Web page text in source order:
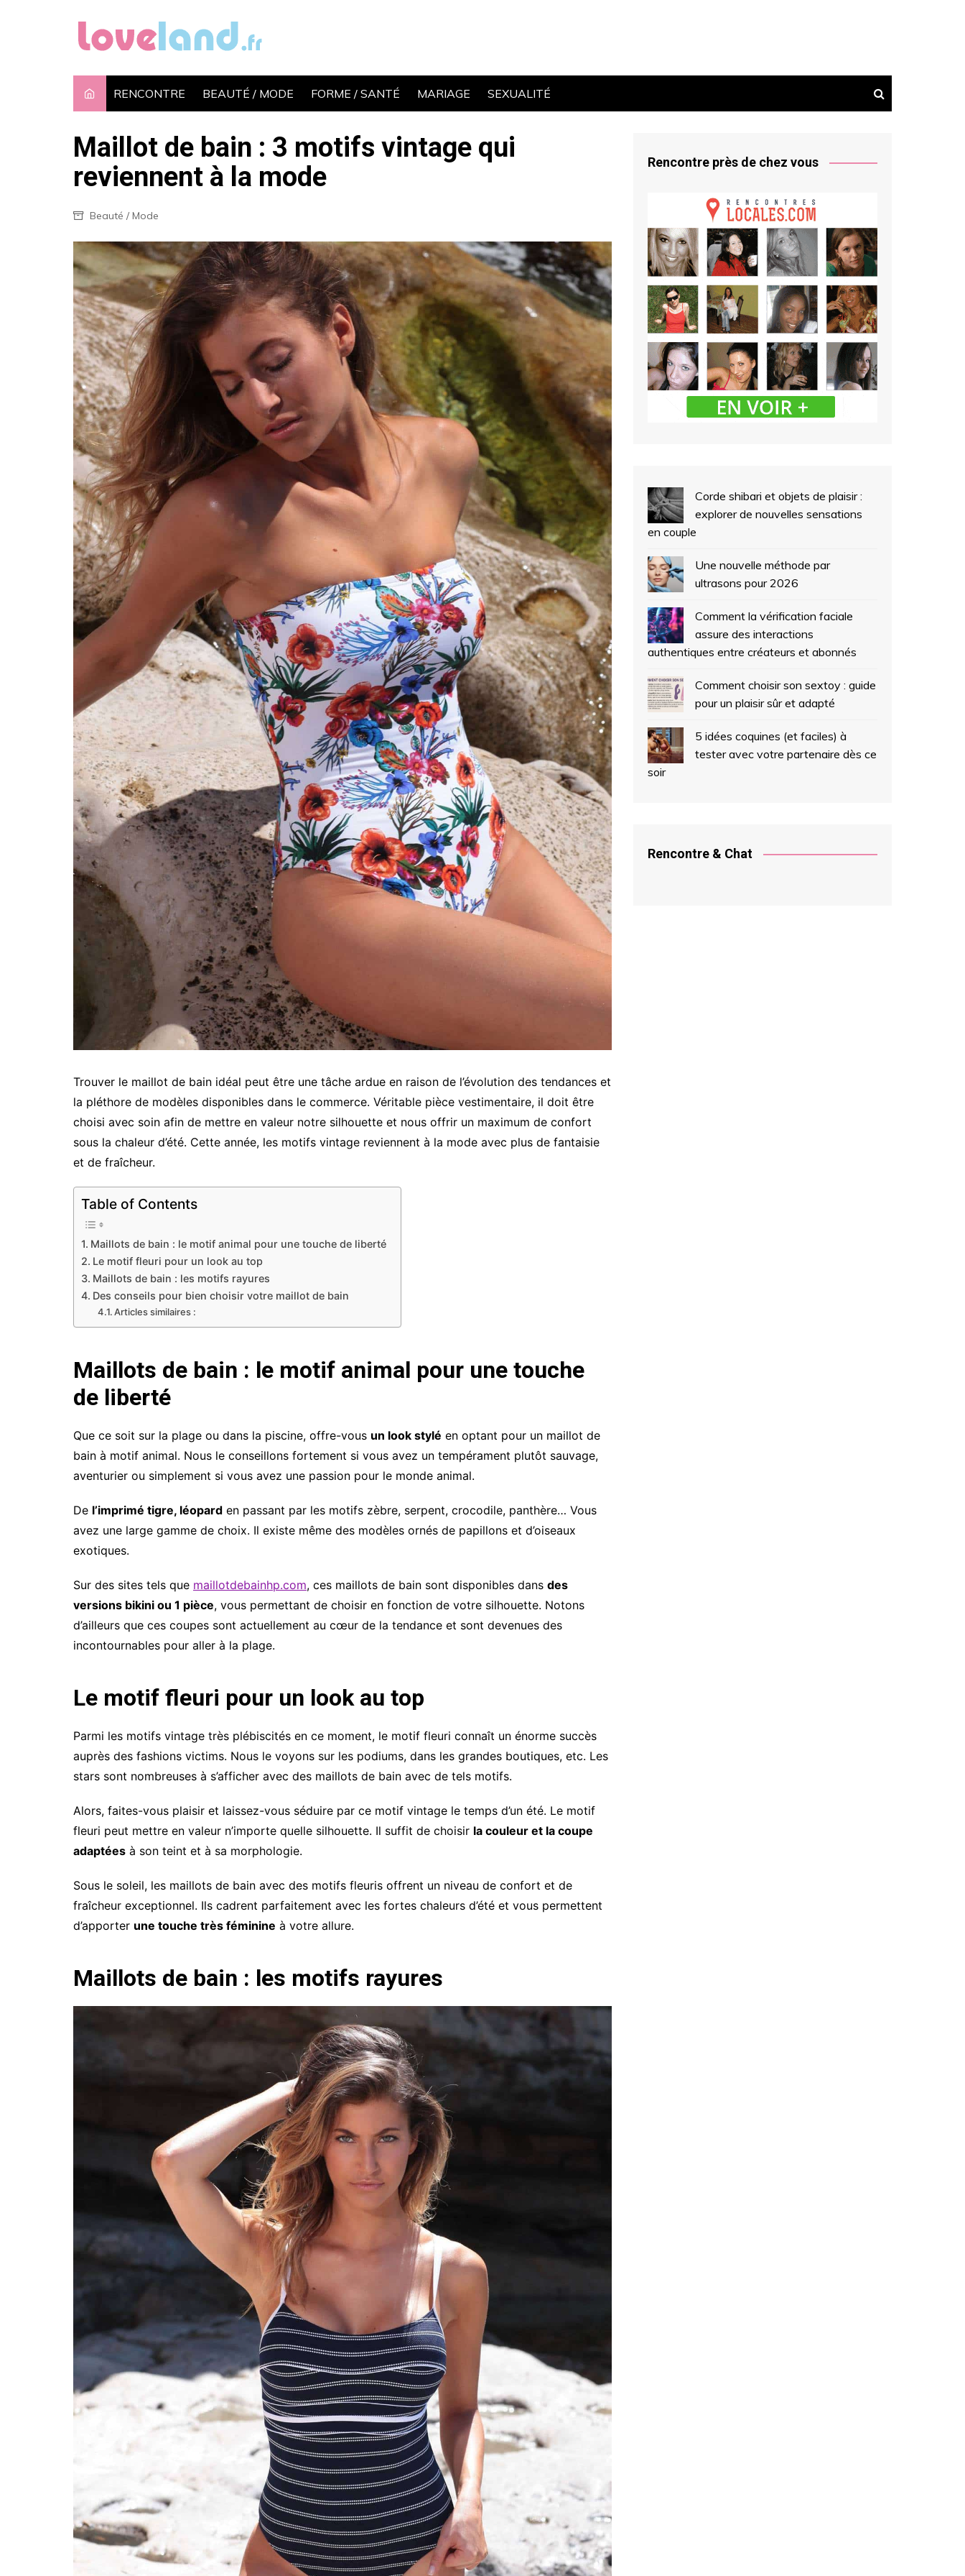
RENCONTRE BEAUTÉ / MODE FORME / SANTÉ MARIAGE SEXUALITÉ
Maillot de bain : 3 motifs vintage qui
reviennent à la mode
Beauté / Mode
Trouver le maillot de bain idéal peut être une tâche ardue en raison de l’évolution des tendances et
la pléthore de modèles disponibles dans le commerce. Véritable pièce vestimentaire, il doit être
choisi avec soin afin de mettre en valeur notre silhouette et nous offrir un maximum de confort
sous la chaleur d’été. Cette année, les motifs vintage reviennent à la mode avec plus de fantaisie
et de fraîcheur.
Table of Contents
Maillots de bain : le motif animal pour une touche de liberté
Le motif fleuri pour un look au top
Maillots de bain : les motifs rayures
Des conseils pour bien choisir votre maillot de bain
Articles similaires :
Maillots de bain : le motif animal pour une touche
de liberté
Que ce soit sur la plage ou dans la piscine, offre-vous un look stylé en optant pour un maillot de
bain à motif animal. Nous le conseillons fortement si vous avez un tempérament plutôt sauvage,
aventurier ou simplement si vous avez une passion pour le monde animal.
De l’imprimé tigre, léopard en passant par les motifs zèbre, serpent, crocodile, panthère… Vous
avez une large gamme de choix. Il existe même des modèles ornés de papillons et d’oiseaux
exotiques.
Sur des sites tels que maillotdebainhp.com, ces maillots de bain sont disponibles dans des
versions bikini ou 1 pièce, vous permettant de choisir en fonction de votre silhouette. Notons
d’ailleurs que ces coupes sont actuellement au cœur de la tendance et sont devenues des
incontournables pour aller à la plage.
Le motif fleuri pour un look au top
Parmi les motifs vintage très plébiscités en ce moment, le motif fleuri connaît un énorme succès
auprès des fashions victims. Nous le voyons sur les podiums, dans les grandes boutiques, etc. Les
stars sont nombreuses à s’afficher avec des maillots de bain avec de tels motifs.
Alors, faites-vous plaisir et laissez-vous séduire par ce motif vintage le temps d’un été. Le motif
fleuri peut mettre en valeur n’importe quelle silhouette. Il suffit de choisir la couleur et la coupe
adaptées à son teint et à sa morphologie.
Sous le soleil, les maillots de bain avec des motifs fleuris offrent un niveau de confort et de
fraîcheur exceptionnel. Ils cadrent parfaitement avec les fortes chaleurs d’été et vous permettent
d’apporter une touche très féminine à votre allure.
Maillots de bain : les motifs rayures
Rencontre près de chez vous
Corde shibari et objets de plaisir :
explorer de nouvelles sensations
en couple
Une nouvelle méthode par
ultrasons pour 2026
Comment la vérification faciale
assure des interactions
authentiques entre créateurs et abonnés
Comment choisir son sextoy : guide
pour un plaisir sûr et adapté
5 idées coquines (et faciles) à
tester avec votre partenaire dès ce
soir
Rencontre & Chat